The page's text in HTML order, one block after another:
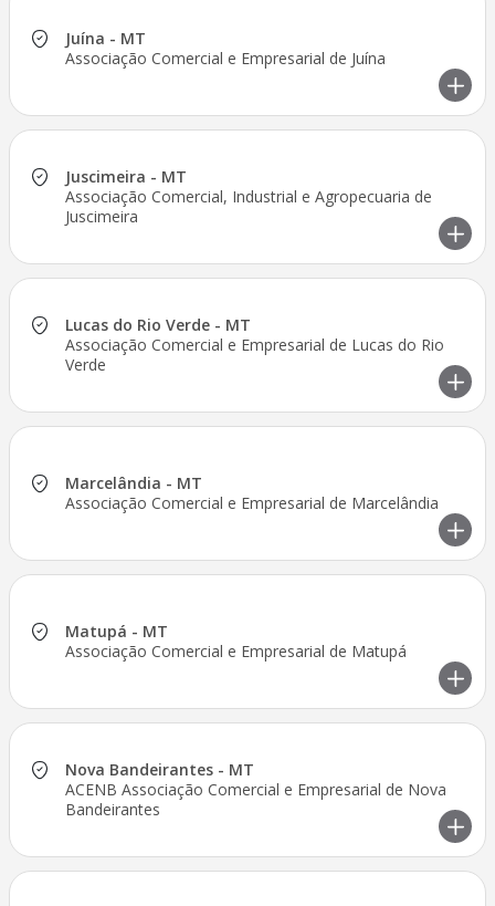
Juína - MT
Associação Comercial e Empresarial de Juína
Juscimeira - MT
Associação Comercial, Industrial e Agropecuaria de
Juscimeira
Lucas do Rio Verde - MT
Associação Comercial e Empresarial de Lucas do Rio
Verde
Marcelândia - MT
Associação Comercial e Empresarial de Marcelândia
Matupá - MT
Associação Comercial e Empresarial de Matupá
Nova Bandeirantes - MT
ACENB Associação Comercial e Empresarial de Nova
Bandeirantes